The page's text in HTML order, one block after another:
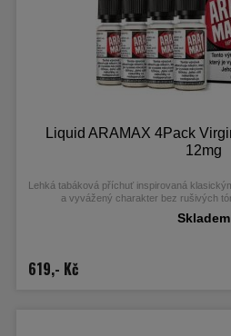
Liquid ARAMAX 4Pack
12mg
Lehká tabáková příchuť inspirovaná
a vyvážený charakter bez rušivých
Skladem
619,- Kč